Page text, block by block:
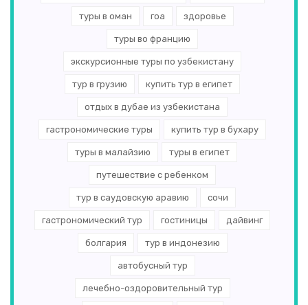
туры в оман гоа здоровье
туры во францию
экскурсионные туры по узбекистану
тур в грузию купить тур в египет
отдых в дубае из узбекистана
гастрономические туры купить тур в бухару
туры в малайзию туры в египет
путешествие с ребенком
тур в саудовскую аравию сочи
гастрономический тур гостиницы дайвинг
болгария тур в индонезию
автобусный тур
лечебно-оздоровительный тур